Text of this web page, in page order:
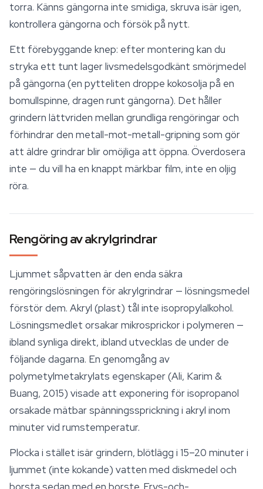
torra. Känns gängorna inte smidiga, skruva isär igen,
kontrollera gängorna och försök på nytt.
Ett förebyggande knep: efter montering kan du
stryka ett tunt lager livsmedelsgodkänt smörjmedel
på gängorna (en pytteliten droppe kokosolja på en
bomullspinne, dragen runt gängorna). Det håller
grindern lättvriden mellan grundliga rengöringar och
förhindrar den metall-mot-metall-gripning som gör
att äldre grindrar blir omöjliga att öppna. Överdosera
inte — du vill ha en knappt märkbar film, inte en oljig
röra.
Rengöring av akrylgrindrar
Ljummet såpvatten är den enda säkra
rengöringslösningen för akrylgrindrar — lösningsmedel
förstör dem. Akryl (plast) tål inte isopropylalkohol.
Lösningsmedlet orsakar mikrosprickor i polymeren —
ibland synliga direkt, ibland utvecklas de under de
följande dagarna. En genomgång av
polymetylmetakrylats egenskaper (Ali, Karim &
Buang, 2015) visade att exponering för isopropanol
orsakade mätbar spänningssprickning i akryl inom
minuter vid rumstemperatur.
Plocka i stället isär grindern, blötlägg i 15–20 minuter i
ljummet (inte kokande) vatten med diskmedel och